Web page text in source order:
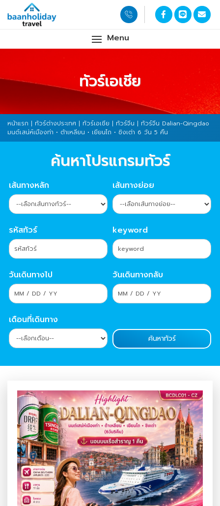
Menu
ทัวร์เอเชีย
หน้าแรก | ทัวร์ต่างประเทศ | ทัวร์เอเชีย | ทัวร์จีน | ทัวร์จีน Dalian-Qingdao
มนต์เสน่ห์เมืองท่า • ต้าเหลียน • เยียนไถ • ชิงเต่า 6 วัน 5 คืน
ค้นหาโปรแกรมทัวร์
เส้นทางหลัก เส้นทางย่อย
รหัสทัวร์ keyword
วันเดินทางไป วันเดินทางกลับ
เดือนที่เดินทาง